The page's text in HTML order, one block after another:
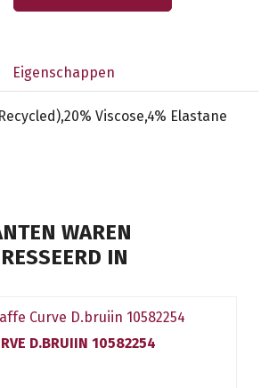
Eigenschappen
Viscose,4% Elastane
WAREN
IN
D.BRUIIN 10582254